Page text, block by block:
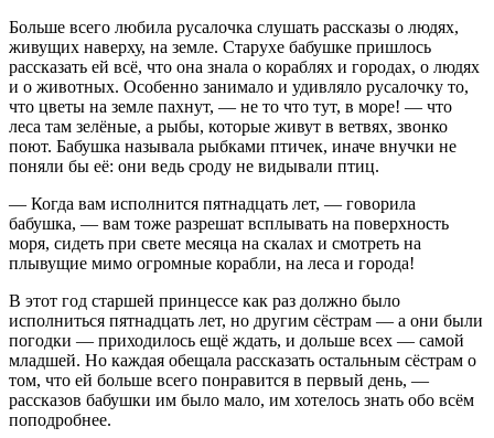
Больше всего любила русалочка слушать рассказы о людях,
живущих наверху, на земле. Старухе бабушке пришлось
рассказать ей всё, что она знала о кораблях и городах, о людях
и о животных. Особенно занимало и удивляло русалочку то,
что цветы на земле пахнут, — не то что тут, в море! — что
леса там зелёные, а рыбы, которые живут в ветвях, звонко
поют. Бабушка называла рыбками птичек, иначе внучки не
поняли бы её: они ведь сроду не видывали птиц.
— Когда вам исполнится пятнадцать лет, — говорила
бабушка, — вам тоже разрешат всплывать на поверхность
моря, сидеть при свете месяца на скалах и смотреть на
плывущие мимо огромные корабли, на леса и города!
В этот год старшей принцессе как раз должно было
исполниться пятнадцать лет, но другим сёстрам — а они были
погодки — приходилось ещё ждать, и дольше всех — самой
младшей. Но каждая обещала рассказать остальным сёстрам о
том, что ей больше всего понравится в первый день, —
рассказов бабушки им было мало, им хотелось знать обо всём
поподробнее.